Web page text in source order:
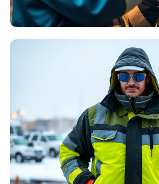
Störlichtbogen
Komplett-Sets